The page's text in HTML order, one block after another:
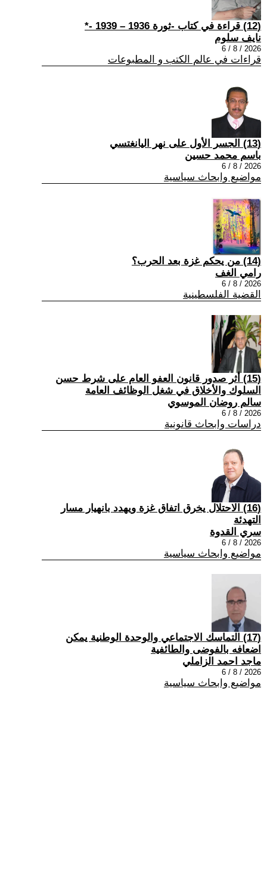
(12) قراءة في كتاب -ثورة 1936 – 1939 -*
نايف سلوم
2026 / 8 / 6
قراءات في عالم الكتب و المطبوعات
(13) الجسر الأول على نهر اليانغتسي
باسم محمد حسين
2026 / 8 / 6
مواضيع وابحاث سياسية
(14) من يحكم غزة بعد الحرب؟
رامي الغف
2026 / 8 / 6
القضية الفلسطينية
(15) أثر صدور قانون العفو العام على شرط حسن
السلوك والأخلاق في شغل الوظائف العامة
سالم روضان الموسوي
2026 / 8 / 6
دراسات وابحاث قانونية
(16) الاحتلال يخرق اتفاق غزة ويهدد بانهيار مسار
التهدئة
سري القدوة
2026 / 8 / 6
مواضيع وابحاث سياسية
(17) التماسك الاجتماعي والوحدة الوطنية يمكن
اضعافه بالفوضى والطائفية
ماجد احمد الزاملي
2026 / 8 / 6
مواضيع وابحاث سياسية